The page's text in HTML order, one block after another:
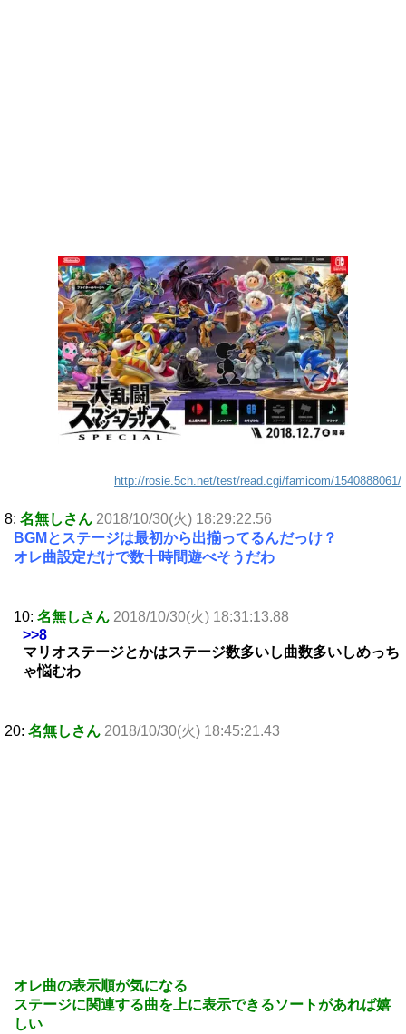
http://rosie.5ch.net/test/read.cgi/famicom/1540888061/
8: 名無しさん 2018/10/30(火) 18:29:22.56
BGMとステージは最初から出揃ってるんだっけ？
オレ曲設定だけで数十時間遊べそうだわ
10: 名無しさん 2018/10/30(火) 18:31:13.88
>>8
マリオステージとかはステージ数多いし曲数多いしめっち
ゃ悩むわ
20: 名無しさん 2018/10/30(火) 18:45:21.43
オレ曲の表示順が気になる
ステージに関連する曲を上に表示できるソートがあれば嬉
しい